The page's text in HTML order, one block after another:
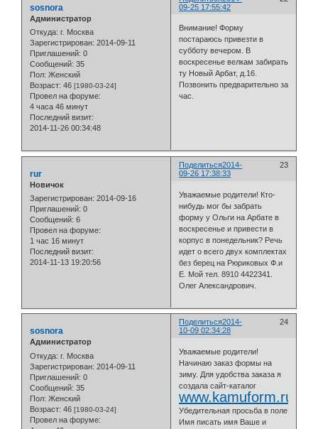
09-25 17:55:42
sosnora
Администратор
Откуда: г. Москва
Зарегистрирован: 2014-09-11
Приглашений: 0
Сообщений: 35
Пол: Женский
Возраст: 46 [1980-03-24]
Провел на форуме:
4 часа 46 минут
Последний визит:
2014-11-26 00:34:48
Внимание! Форму
постараюсь привезти в
субботу вечером. В
воскресенье велкам забирать
ту Новый Арбат, д.16.
Позвонить предварительно за
час.
Поделиться 23
2014-
09-26 17:38:33
rur
Новичок
Зарегистрирован: 2014-09-16
Приглашений: 0
Сообщений: 6
Провел на форуме:
1 час 16 минут
Последний визит:
2014-11-13 19:20:56
Уважаемые родители! Кто-
нибудь мог бы забрать
форму у Ольги на Арбате в
воскресенье и привести в
корпус в понедельник? Речь
идет о всего двух комплектах
без берец на Рюриковых Ф.и
Е. Мой тел. 8910 4422341.
Олег Александрович.
Поделиться 24
2014-
10-09 02:34:28
sosnora
Администратор
Откуда: г. Москва
Зарегистрирован: 2014-09-11
Приглашений: 0
Сообщений: 35
Пол: Женский
Возраст: 46 [1980-03-24]
Провел на форуме:
Уважаемые родители!
Начинаю заказ формы на
зиму. Для удобства заказа я
создала сайт-каталог
www.kamuform.ru
Убедительная просьба в поле
Имя писать имя Ваше и